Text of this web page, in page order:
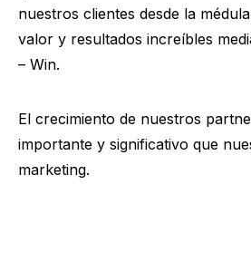
nuestros clientes desde la
valor y resultados increíbles
– Win.
El crecimiento de nuestros
importante y significativo que
marketing.